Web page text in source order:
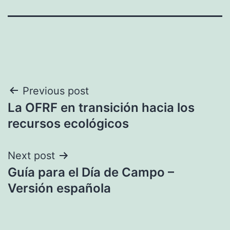
Navegación
de
Previous post
La OFRF en transición hacia los
recursos ecológicos
Next post
Guía para el Día de Campo –
Versión española